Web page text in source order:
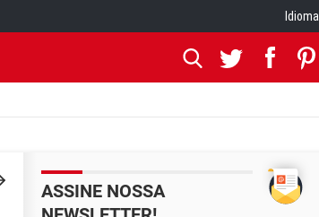
Idioma
ASSINE NOSSA